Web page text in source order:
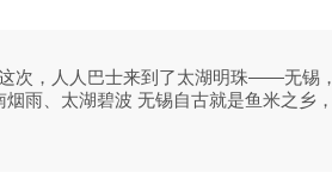
次，人人巴士来到了太湖明珠——无锡
雨、太湖碧波 无锡自古就是鱼米之